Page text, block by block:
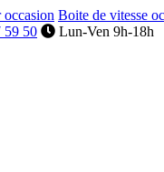
Boite de vitesse
59 50 Lun-Ven 9h-18h